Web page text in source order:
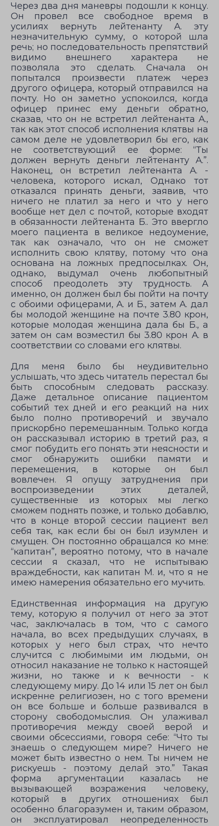
Через два дня маневры подошли к концу.
Он провел все свободное время в
усилиях вернуть лейтенанту А. эту
незначительную сумму, о которой шла
речь; но последовательность препятствий
видимо внешнего характера не
позволяла это сделать. Сначала он
попытался произвести платеж через
другого офицера, который отправился на
почту. Но он заметно успокоился, когда
офицер принес ему деньги обратно,
сказав, что он не встретил лейтенанта А.,
так как этот способ исполнения клятвы на
самом деле не удовлетворил бы его, как
не соответствующий ее форме: “Ты
должен вернуть деньги лейтенанту А.”.
Наконец, он встретил лейтенанта А. -
человека, которого искал, Однако тот
отказался принять деньги, заявив, что
ничего не платил за него и что у него
вообще нет дел с почтой, которые входят
в обязанности лейтенанта Б.. Это ввергло
моего пациента в великое недоумение,
так как означало, что он не сможет
исполнить свою клятву, потому что она
основана на ложных предпосылках. Он,
однако, выдумал очень любопытный
способ преодолеть эту трудность. А
именно, он должен был бы пойти на почту
с обоими офицерами, А. и Б., затем А. дал
бы молодой женщине на почте 3.80 крон,
которые молодая женщина дала бы Б., а
затем он сам возместил бы 3.80 крон А. в
соответствии со словами его клятвы.
Для меня было бы неудивительно
услышать, что здесь читатель перестал бы
быть способным следовать рассказу.
Даже детальное описание пациентом
событий тех дней и его реакций на них
было полно противоречий и звучало
прискорбно перемешанным. Только когда
он рассказывал историю в третий раз, я
смог побудить его понять эти неясности и
смог обнаружить ошибки памяти и
перемещения, в которые он был
вовлечен. Я опущу затруднения при
воспроизведении этих деталей,
существенные из которых мы легко
сможем поднять позже, и только добавлю,
что в конце второй сессии пациент вел
себя так, как если бы он был изумлен и
смущен. Он постоянно обращался ко мне:
“капитан”, вероятно потому, что в начале
сессии я сказал, что не испытываю
враждебности, как капитан М. и, что я не
имею намерения обязательно его мучить.
Единственная информация на другую
тему, которую я получил от него за этот
час, заключалась в том, что с самого
начала, во всех предыдущих случаях, в
которых у него был страх, что нечто
случится с любимыми им людьми, он
относил наказание не только к настоящей
жизни, но также и к вечности - к
следующему миру. До 14 или 15 лет он был
искренне религиозен, но с того времени
он все больше и больше развивался в
сторону свободомыслия. Он улаживал
противоречия между своей верой и
своими обсессиями, говоря себе: “Что ты
знаешь о следующем мире? Ничего не
может быть известно о нем. Ты ничем не
рискуешь - поэтому делай это.” Такая
форма аргументации казалась не
вызывающей возражения человеку,
который в других отношениях был
особенно благоразумен и, таким образом,
он эксплуатировал неопределенность